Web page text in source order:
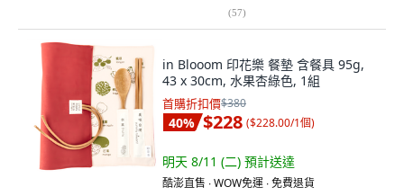
(57)
in Blooom 印花樂 餐墊 含餐具 95g,
43 x 30cm, 水果杏綠色, 1組
首購折扣價$380
40% $228 ($228.00/1個)
明天 8/11 (二) 預計送達
酷澎直售 ∙ WOW免運 ∙ 免費退貨